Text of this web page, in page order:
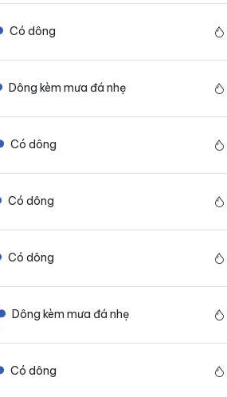
Có dông
Dông kèm mưa đá nhẹ
Có dông
Có dông
Có dông
Dông kèm mưa đá nhẹ
Có dông